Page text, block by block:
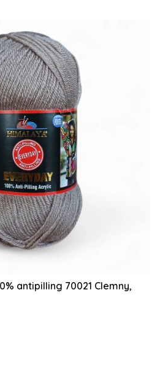
antipilling 70021 CIemny,